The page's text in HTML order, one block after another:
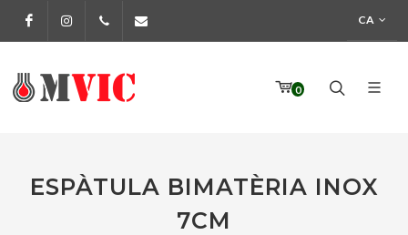
FacebookInstagram972 170 160 CA
0
ESPÀTULA BIMATÈRIA INOX
7CM